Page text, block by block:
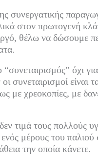
συνεργατικής
στον πρωτογενή
θέλω να δώσουμε
όχι
συνεταιρισμοί είναι
με χρεοκοπίες, με
τιμά τους πολλούς
μέρους του παλιού
την οποία κάνετε.